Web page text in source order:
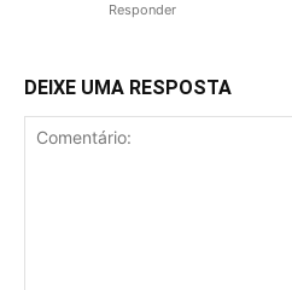
Responder
DEIXE UMA RESPOSTA